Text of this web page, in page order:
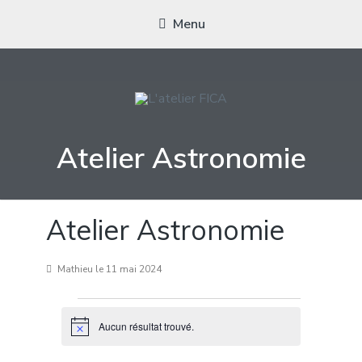
Menu
Actions conviviales écologiques et solidaires sur le territoire de
Meximieux
Atelier Astronomie
Atelier Astronomie
Mathieu le 11 mai 2024
Évènements
NoticeAucun résultat trouvé.